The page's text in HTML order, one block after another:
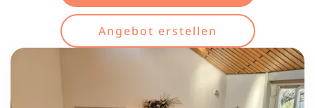
Angebot erstellen